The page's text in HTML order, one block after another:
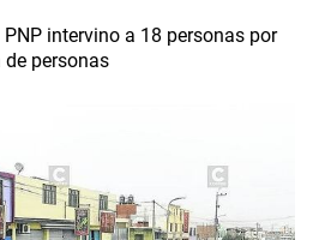
intervino a 18 personas por
personas